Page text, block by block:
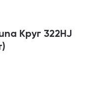
Круг 322HJ